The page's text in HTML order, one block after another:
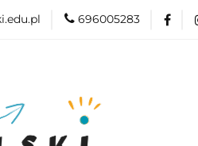
696005283
Matura Egzamin